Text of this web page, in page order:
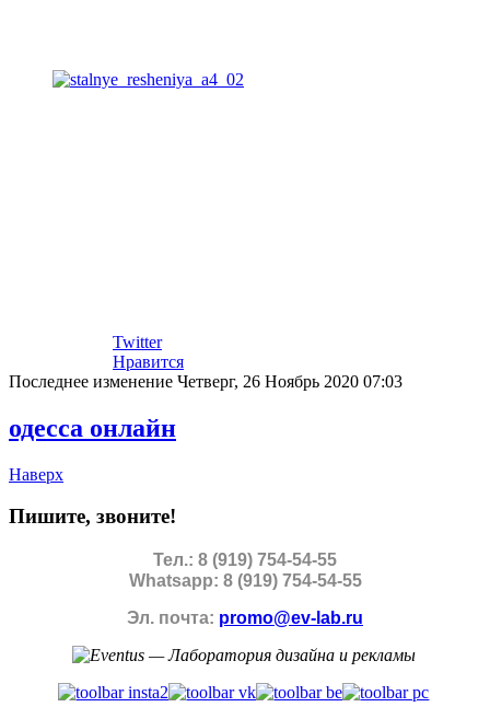
Twitter
Нравится
Последнее изменение Четверг, 26 Ноябрь 2020 07:03
одесса онлайн
Наверх
Пишите, звоните!
Тел.: 8 (919) 754-54-55
Whatsapp: 8 (919) 754-54-55
Эл. почта: promo@ev-lab.ru